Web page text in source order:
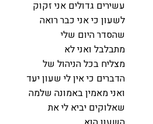
עשירים גדולים אני זקוק
לשעון כי אני כבר רואה
שהסדר היום שלי
מתבלבל ואני לא
מצליח בכל הניהול של
הדברים כי אין לי שעון יעד
ואני מאמין באמונה שלמה
שאלוקים יביא לי את